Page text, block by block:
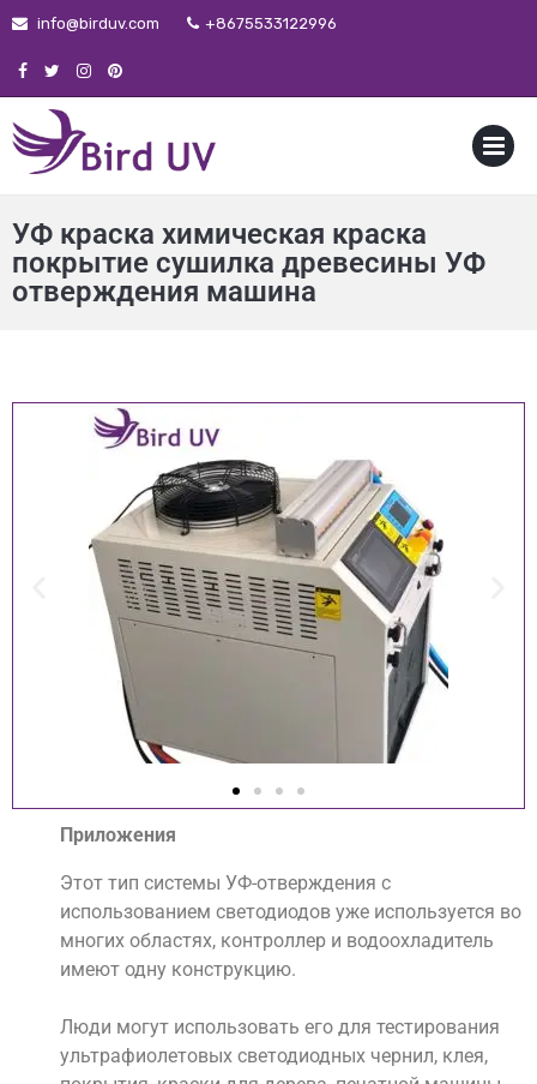
info@birduv.com +8675533122996
УФ краска химическая краска
покрытие сушилка древесины УФ
отверждения машина
Приложения
Этот тип системы УФ-отверждения с
использованием светодиодов уже используется во
многих областях, контроллер и водоохладитель
имеют одну конструкцию.
Люди могут использовать его для тестирования
ультрафиолетовых светодиодных чернил, клея,